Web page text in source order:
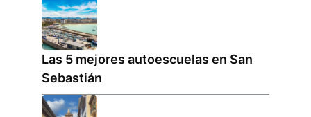
Las 5 mejores autoescuelas en San
Sebastián